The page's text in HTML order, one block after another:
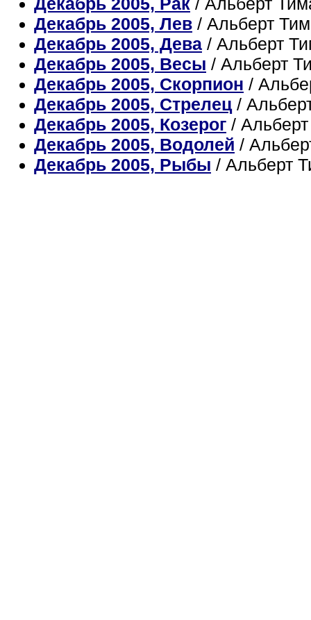
Декабрь 2005, Лев / Альберт
Декабрь 2005, Дева / Альберт
Декабрь 2005, Весы / Альберт
Декабрь 2005, Скорпион /
Декабрь 2005, Стрелец/
Декабрь 2005, Козерог /
Декабрь 2005, Водолей /
Декабрь 2005, Рыбы / Альберт